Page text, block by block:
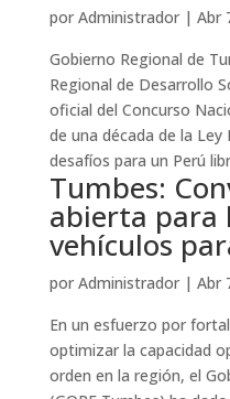
por Administrador| Abr
Gobierno Regional de
Regional de Desarrollo
oficial del Concurso
de una década de la Ley
desafíos para un Perú
Tumbes:
abierta para
vehículos
por Administrador| Abr
En un esfuerzo por
optimizar la capacidad
orden en la región, el